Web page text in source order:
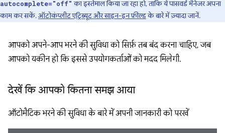
autocomplete="off" का इस्तेमाल किया जा रहा हो, ताकि ये पासवर्ड मैनेजर अपना
काम कर सकें.ऑटोकंप्लीट एट्रिब्यूट और साइन-इन फ़ील्डके बारे में ज़्यादा जानें.
आपको अपने-आप भरने की सुविधा को सिर्फ़ तब बंद करना चाहिए, जब
आपको यकीन हो कि इससे उपयोगकर्ताओं को मदद मिलेगी.
देखें कि आपको कितना समझ आया
ऑटोमैटिक भरने की सुविधा के बारे में अपनी जानकारी को परखें